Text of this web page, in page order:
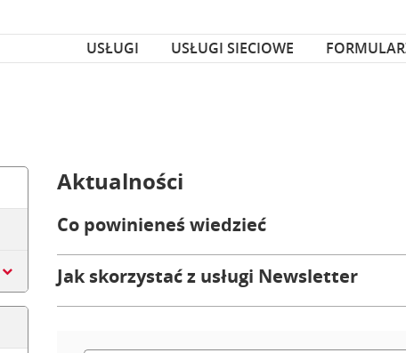
czcionka
USŁUGI
USŁUGI SIECIOWE
Aktualności
Co powinieneś wiedzieć
Jak skorzystać z usługi Newsletter